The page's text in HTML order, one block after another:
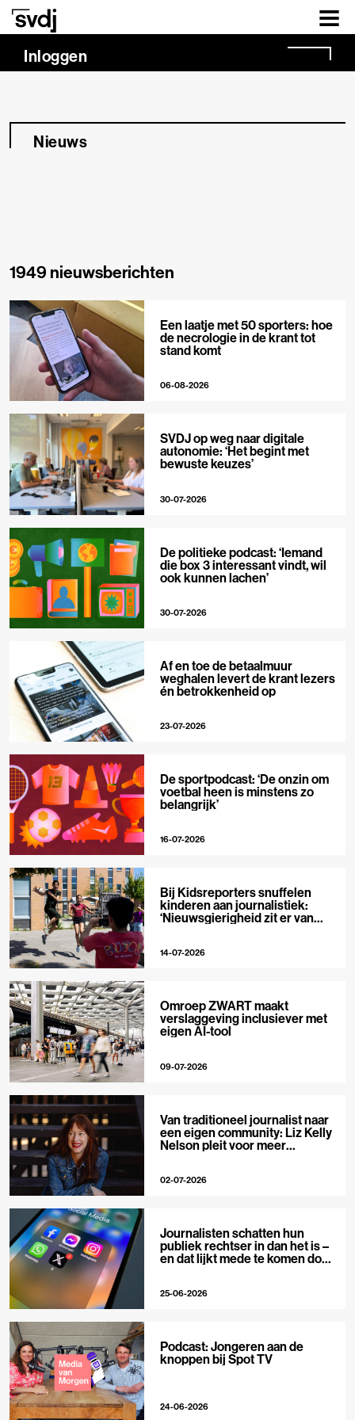
Naar hoofdinhoud
Inloggen
Nieuws
1949 nieuwsberichten
Een laatje met 50 sporters: hoe
de necrologie in de krant tot
stand komt
06-08-2026
SVDJ op weg naar digitale
autonomie: ‘Het begint met
bewuste keuzes’
30-07-2026
De politieke podcast: ‘Iemand
die box 3 interessant vindt, wil
ook kunnen lachen’
30-07-2026
Af en toe de betaalmuur
weghalen levert de krant lezers
én betrokkenheid op
23-07-2026
De sportpodcast: ‘De onzin om
voetbal heen is minstens zo
belangrijk’
16-07-2026
Bij Kidsreporters snuffelen
kinderen aan journalistiek:
‘Nieuwsgierigheid zit er van
14-07-2026
Omroep ZWART maakt
verslaggeving inclusiever met
eigen AI-tool
09-07-2026
Van traditioneel journalist naar
een eigen community: Liz Kelly
Nelson pleit voor meer
02-07-2026
Journalisten schatten hun
publiek rechtser in dan het is –
en dat lijkt mede te komen door
25-06-2026
Podcast: Jongeren aan de
knoppen bij Spot TV
24-06-2026